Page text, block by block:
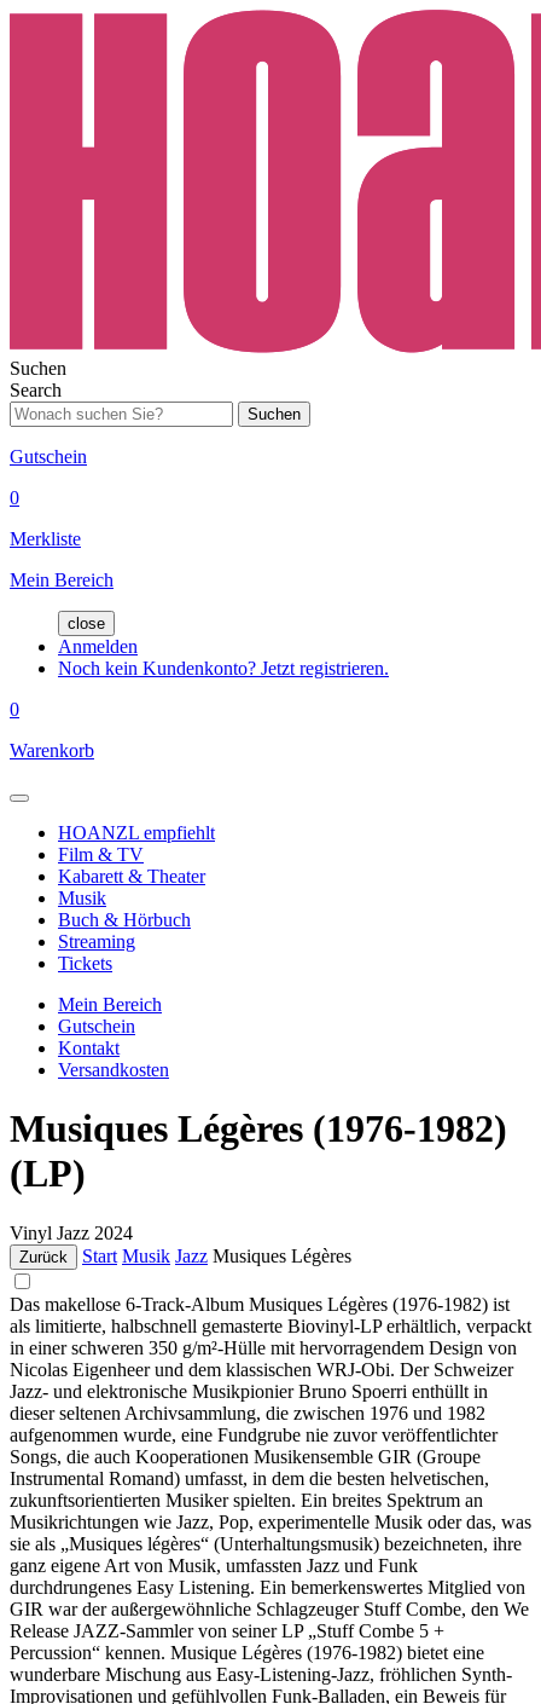
Suchen
Search
Suchen
Gutschein
0
Merkliste
Mein Bereich
close
Anmelden
Noch kein Kundenkonto? Jetzt registrieren.
0
Warenkorb
HOANZL empfiehlt
Film & TV
Kabarett & Theater
Musik
Buch & Hörbuch
Streaming
Tickets
Mein Bereich
Gutschein
Kontakt
Versandkosten
Musiques Légères (1976-1982)
(LP)
Vinyl Jazz 2024
Zurück Start Musik Jazz Musiques Légères
Das makellose 6-Track-Album Musiques Légères (1976-1982) ist
als limitierte, halbschnell gemasterte Biovinyl-LP erhältlich, verpackt
in einer schweren 350 g/m²-Hülle mit hervorragendem Design von
Nicolas Eigenheer und dem klassischen WRJ-Obi. Der Schweizer
Jazz- und elektronische Musikpionier Bruno Spoerri enthüllt in
dieser seltenen Archivsammlung, die zwischen 1976 und 1982
aufgenommen wurde, eine Fundgrube nie zuvor veröffentlichter
Songs, die auch Kooperationen Musikensemble GIR (Groupe
Instrumental Romand) umfasst, in dem die besten helvetischen,
zukunftsorientierten Musiker spielten. Ein breites Spektrum an
Musikrichtungen wie Jazz, Pop, experimentelle Musik oder das, was
sie als „Musiques légères“ (Unterhaltungsmusik) bezeichneten, ihre
ganz eigene Art von Musik, umfassten Jazz und Funk
durchdrungenes Easy Listening. Ein bemerkenswertes Mitglied von
GIR war der außergewöhnliche Schlagzeuger Stuff Combe, den We
Release JAZZ-Sammler von seiner LP „Stuff Combe 5 +
Percussion“ kennen. Musique Légères (1976-1982) bietet eine
wunderbare Mischung aus Easy-Listening-Jazz, fröhlichen Synth-
Improvisationen und gefühlvollen Funk-Balladen, ein Beweis für